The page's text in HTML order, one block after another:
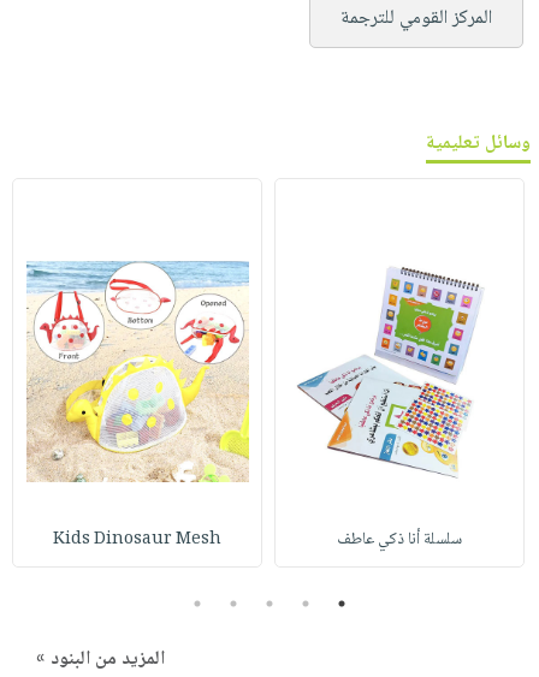
المركز القومي للترجمة
وسائل تعليمية
سلسلة أنا ذكي عاطف Kids Dinosaur Mesh
1
2
3
4
5
المزيد من البنود »